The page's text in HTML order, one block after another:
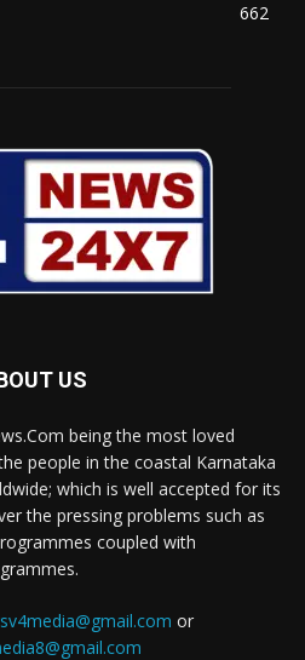
662
US
being the most loved
people in the coastal Karnataka
which is well accepted for its
the pressing problems such as
coupled with
or